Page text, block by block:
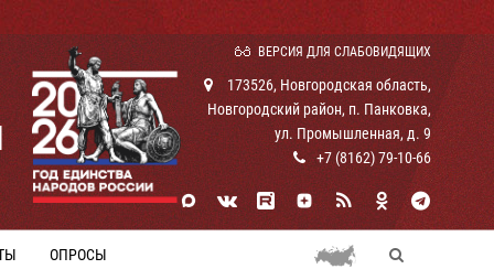
ВЕРСИЯ ДЛЯ СЛАБОВИДЯЩИХ
173526, Новгородская область,
Новгородский район, п. Панковка,
ул. Промышленная, д. 9
+7 (8162) 79-10-66
ОПРОСЫ